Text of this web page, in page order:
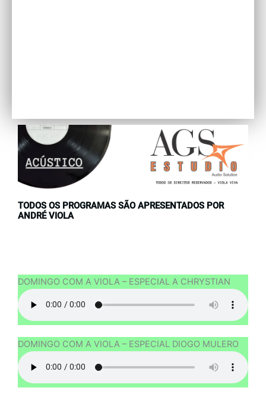
TODOS OS PROGRAMAS SÃO APRESENTADOS POR
ANDRÉ VIOLA
DOMINGO COM A VIOLA – ESPECIAL A CHRYSTIAN
DOMINGO COM A VIOLA – ESPECIAL DIOGO MULERO